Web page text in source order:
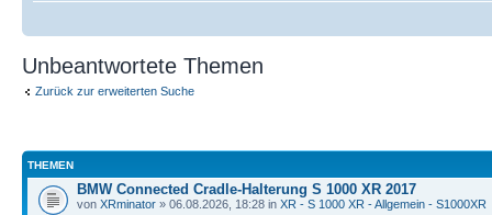
Unbeantwortete Themen
Zurück zur erweiterten Suche
THEMEN
BMW Connected Cradle-Halterung S 1000 XR 2017
von XRminator » 06.08.2026, 18:28 in XR - S 1000 XR - Allgemein - S1000XR